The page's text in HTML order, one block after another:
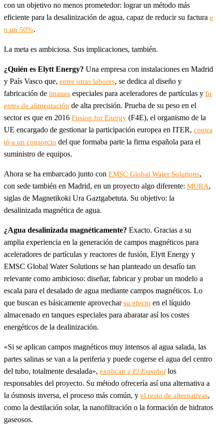
con un objetivo no menos prometedor: lograr un método más
eficiente para la desalinización de agua, capaz de reducir su factura e
n un 50%.
La meta es ambiciosa. Sus implicaciones, también.
¿Quién es Elytt Energy? Una empresa con instalaciones en Madrid
y País Vasco que, entre otras labores, se dedica al diseño y
fabricación de imanes especiales para aceleradores de partículas y fu
entes de alimentación de alta precisión. Prueba de su peso en el
sector es que en 2016 Fusion for Energy (F4E), el organismo de la
UE encargado de gestionar la participación europea en ITER, contra
tó a un consorcio del que formaba parte la firma española para el
suministro de equipos.
Ahora se ha embarcado junto con EMSC Global Water Solutions,
con sede también en Madrid, en un proyecto algo diferente: MURA,
siglas de Magnetikoki Ura Gaztgabetuta. Su objetivo: la
desalinizada magnética de agua.
¿Agua desalinizada magnéticamente? Exacto. Gracias a su
amplia experiencia en la generación de campos magnéticos para
aceleradores de partículas y reactores de fusión, Elytt Energy y
EMSC Global Water Solutions se han planteado un desafío tan
relevante como ambicioso: diseñar, fabricar y probar un modelo a
escala para el desalado de agua mediante campos magnéticos. Lo
que buscan es básicamente aprovecharsu efecto en el líquido
almacenado en tanques especiales para abaratar así los costes
energéticos de la dealinización.
«Si se aplican campos magnéticos muy intensos al agua salada, las
partes salinas se van a la periferia y puede cogerse el agua del centro
del tubo, totalmente desalada», explican a El Español los
responsables del proyecto. Su método ofrecería así una alternativa a
la ósmosis inversa, el proceso más común, y el resto de alternativas,
como la destilación solar, la nanofiltración o la formación de hidratos
gaseosos.